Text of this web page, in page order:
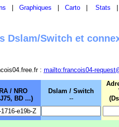
Graphiques Carto Stats
Dslam/Switch et
: mailto:francois04-
/ NRO
BD ...)
Dslam / Switch
--